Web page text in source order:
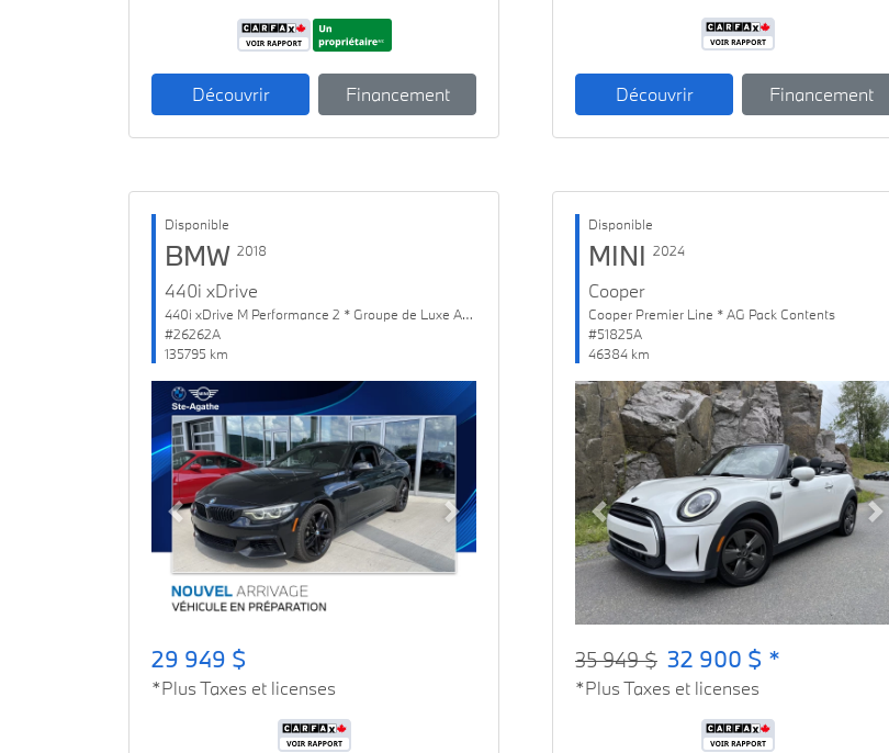
Découvrir Financement Découvrir Financement
Disponible
BMW 2018
440i xDrive
440i xDrive M Performance 2 * Groupe de Luxe Amélioré
#26262A
135795 km
Previous Next
29 949 $
*Plus Taxes et licenses
Disponible
MINI 2024
Cooper
Cooper Premier Line * AG Pack Contents
#51825A
46384 km
Previous
35 949 $ 32 900 $ *
*Plus Taxes et licenses